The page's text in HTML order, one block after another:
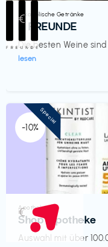
Alkoholische Getränke
III FREUNDE
Die besten Weine
lesen
€‎
-10%
Apotheke
Shop Apotheke
Auswahl mit über
€‎
Special